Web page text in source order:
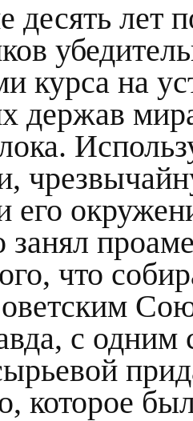
десять лет
курса на
держав
его
занял
что
с
которое